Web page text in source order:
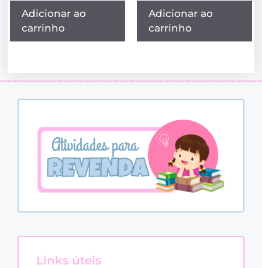
Adicionar ao
carrinho
Adicionar ao
carrinho
Links úteis